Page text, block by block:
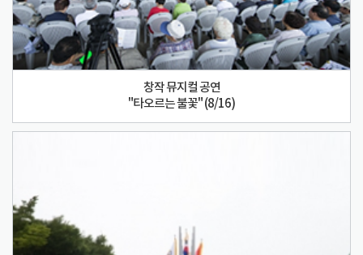
창작 뮤지컬 공연
"타오르는 불꽃" (8/16)